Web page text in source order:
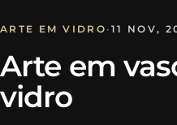
ARTE EM VIDRO · 11 NOV,
Arte em
vidro